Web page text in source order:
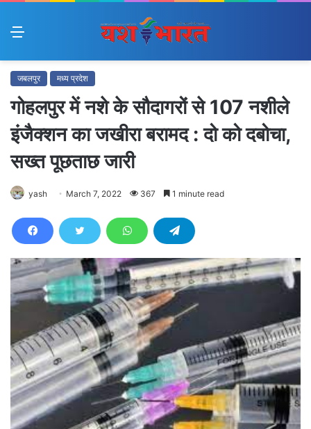
Menu
जबलपुर मध्य प्रदेश
गोहलपुर में नशे के सौदागरों से 107 नशीले
इंजैक्शन का जखीरा बरामद : दो को दबोचा,
सख्त पूछताछ जारी
yash March 7, 2022 367 1 minute read